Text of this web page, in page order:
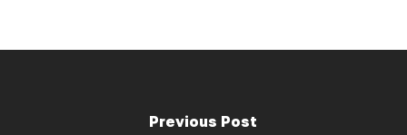
Previous Post